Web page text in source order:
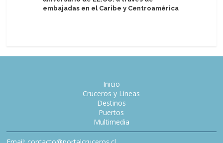
embajadas en el Caribe y Centroamérica
Inicio
Cruceros y Líneas
Destinos
Puertos
Multimedia